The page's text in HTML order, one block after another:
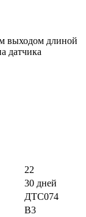
выходом длиной
датчика
22
30 дней
ДТС074
В3